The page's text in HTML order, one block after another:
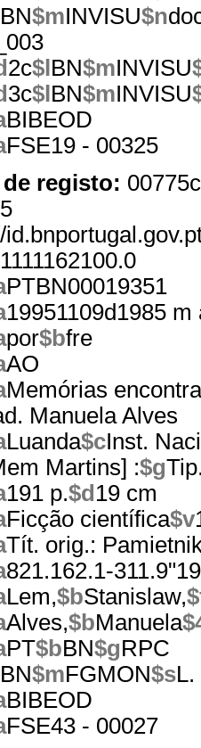
BN$mINVISU$n
2c$l BN$mINVISU
3c$l BN$mINVISU
BIBEOD
FSE19 - 00325
registo:
PTBN00019351
19951109d1985 m
por$bfre
AO
Memórias
Manuela Alves
Luanda$cInst.
Martins] :$g
191 p.$d 19 cm
Ficção científica$v
Tít. orig.:
821.162.1-
Lem,$bStanislaw,
Alves,$bManuela
PT$bBN$gRPC
BN$mFGMON$sL.
BIBEOD
FSE43 - 00027